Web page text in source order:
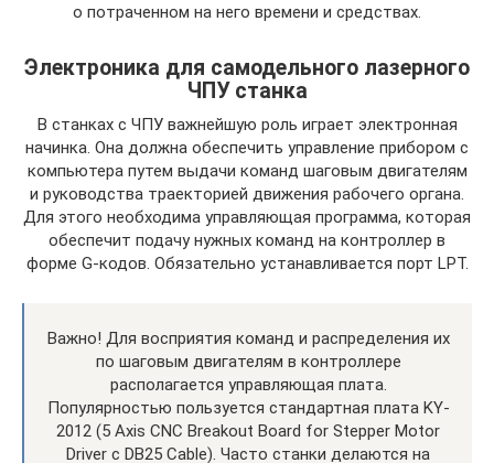
о потраченном на него времени и средствах.
Электроника для самодельного лазерного
ЧПУ станка
В станках с ЧПУ важнейшую роль играет электронная
начинка. Она должна обеспечить управление прибором с
компьютера путем выдачи команд шаговым двигателям
и руководства траекторией движения рабочего органа.
Для этого необходима управляющая программа, которая
обеспечит подачу нужных команд на контроллер в
форме G-кодов. Обязательно устанавливается порт LPT.
Важно! Для восприятия команд и распределения их
по шаговым двигателям в контроллере
располагается управляющая плата.
Популярностью пользуется стандартная плата KY-
2012 (5 Axis CNC Breakout Board for Stepper Motor
Driver с DB25 Cable). Часто станки делаются на